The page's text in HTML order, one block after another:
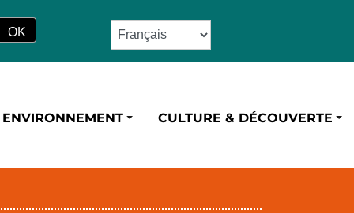
ENVIRONNEMENT CULTURE & DÉCOUVERTE